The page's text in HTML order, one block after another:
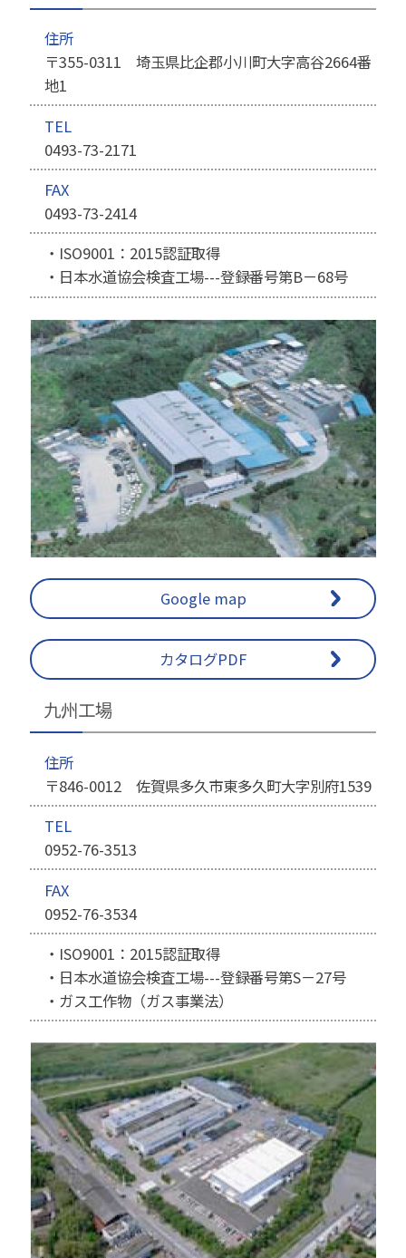
Google map
カタログPDF
住所
〒355-0311 埼玉県比企郡小川町大字高谷2664番
地1
TEL
0493-73-2171
FAX
0493-73-2414
・ISO9001：2015認証取得
・日本水道協会検査工場---登録番号第B－68号
九州工場
住所
〒846-0012 佐賀県多久市東多久町大字別府1539
TEL
0952-76-3513
FAX
0952-76-3534
・ISO9001：2015認証取得
・日本水道協会検査工場---登録番号第S－27号
・ガス工作物（ガス事業法）